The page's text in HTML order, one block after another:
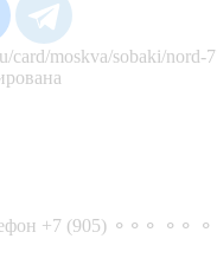
card/moskva/sobaki/nord-
+7 (905) ⚬⚬⚬ ⚬⚬